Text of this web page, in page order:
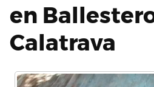
en
Calatrava